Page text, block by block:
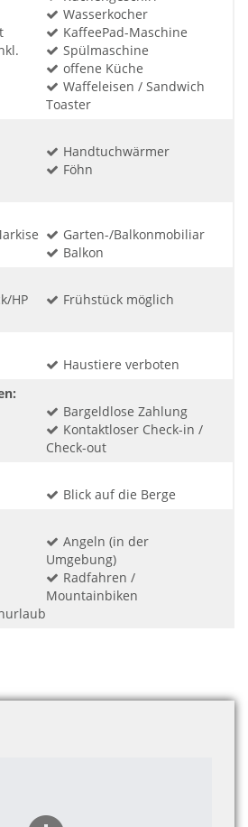
Wasserkocher
KaffeePad-Maschine
Spülmaschine
offene Küche
Waffeleisen / Sandwich
Toaster
Handtuchwärmer
Föhn
Garten-/Balkonmobiliar
Balkon
HP
Frühstück möglich
Haustiere verboten
Bargeldlose Zahlung
Kontaktloser Check-in /
Check-out
Blick auf die Berge
Angeln (in der
Umgebung)
Radfahren /
Mountainbiken